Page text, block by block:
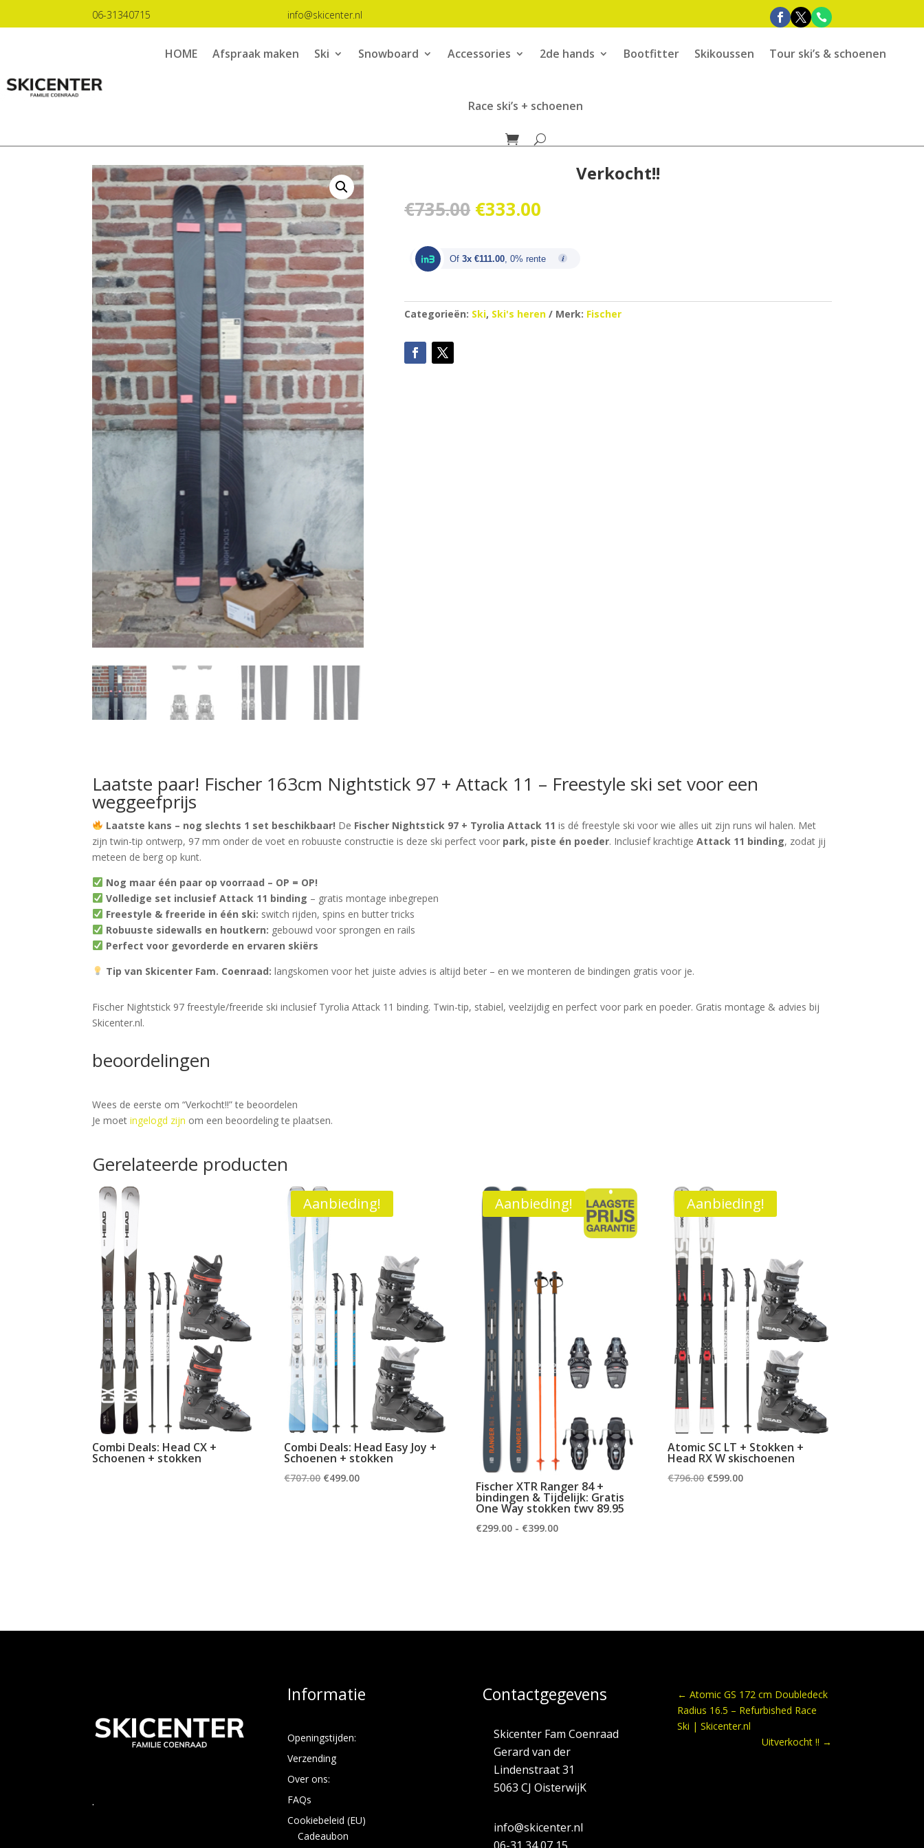
06-31340715 info@skicenter.nl
HOME Afspraak maken Ski Snowboard Accessories 2de hands Bootfitter Skikoussen Tour ski’s & schoenen
Race ski’s + schoenen
Verkocht!!
€735.00 Oorspronkelijke
prijs
€735.00.
€333.00
€333.00.
Of3x €111.00, 0% rente
Categorieën: Ski, Ski's heren Merk: Fischer
Laatste paar! Fischer 163cm Nightstick 97 + Attack 11 – Freestyle ski set voor een
weggeefprijs
Laatste kans – nog slechts 1 set beschikbaar! De Fischer Nightstick 97 + Tyrolia Attack 11 is dé freestyle ski voor wie alles uit zijn runs wil halen. Met
zijn twin-tip ontwerp, 97 mm onder de voet en robuuste constructie is deze ski perfect voor park, piste én poeder. Inclusief krachtigeAttack 11 binding, zodat jij
meteen de berg op kunt.
Nog maar één paar op voorraad – OP = OP!
Volledige set inclusief Attack 11 binding – gratis montage inbegrepen
Freestyle & freeride in één ski: switch rijden, spins en butter tricks
Robuuste sidewalls en houtkern: gebouwd voor sprongen en rails
Perfect voor gevorderde en ervaren skiërs
Tip van Skicenter Fam. Coenraad: langskomen voor het juiste advies is altijd beter – en we monteren de bindingen gratis voor je.
Fischer Nightstick 97 freestyle/freeride ski inclusief Tyrolia Attack 11 binding. Twin-tip, stabiel, veelzijdig en perfect voor park en poeder. Gratis montage & advies bij
Skicenter.nl.
beoordelingen
Wees de eerste om “Verkocht!!” te beoordelen
Je moetingelogd zijn om een beoordeling te plaatsen.
Gerelateerde producten
Combi Deals: Head CX +
Schoenen + stokken
Aanbieding!
Combi Deals: Head Easy Joy +
Schoenen + stokken
€707.00 Oorspronkelijke
€499.00Huidige
Aanbieding!
Fischer XTR Ranger 84 +
bindingen & Tijdelijk: Gratis
One Way stokken twv 89.95
€299.00 - €399.00Prijsklasse:
Aanbieding!
Atomic SC LT + Stokken +
Head RX W skischoenen
€796.00 Oorspronkelijke
€599.00Huidige
.
Informatie
Openingstijden:
Verzending
Over ons:
FAQs
Cookiebeleid (EU)
Cadeaubon
Contactgegevens
Skicenter Fam Coenraad
Gerard van der
Lindenstraat 31
5063 CJ OisterwijK
info@skicenter.nl
←Atomic GS 172 cm Doubledeck
Radius 16.5 – Refurbished Race
Ski | Skicenter.nl
Uitverkocht !! →